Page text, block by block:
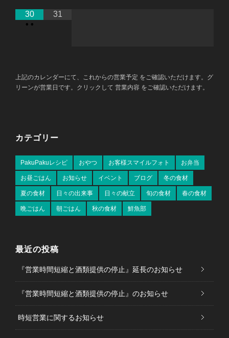
30
• •
31
上記のカレンダーにて、これからの営業予定 をご確認いただけます。グ
リーンが営業日です。クリックして 営業内容 をご確認いただけます。
カテゴリー
PakuPakuレシピ おやつ お客様スマイルフォト お弁当
お昼ごはん お知らせ イベント ブログ 冬の食材
夏の食材 日々の出来事 日々の献立 旬の食材 春の食材
晩ごはん 朝ごはん 秋の食材 鮮魚部
最近の投稿
『営業時間短縮と酒類提供の停止』延長のお知らせ
『営業時間短縮と酒類提供の停止』のお知らせ
時短営業に関するお知らせ